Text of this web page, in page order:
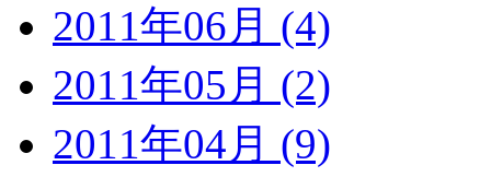
2011年06月 (4)
2011年05月 (2)
2011年04月 (9)